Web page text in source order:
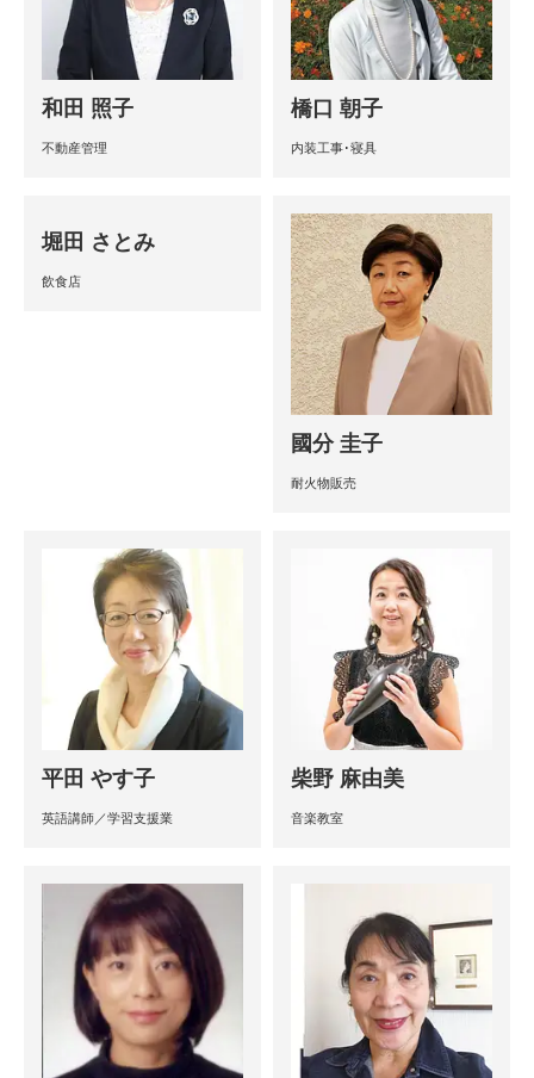
和田 照子
不動産管理
橋口 朝子
内装工事･寝具
堀田 さとみ
飲食店
國分 圭子
耐火物販売
平田 やす子
英語講師／学習支援業
柴野 麻由美
音楽教室